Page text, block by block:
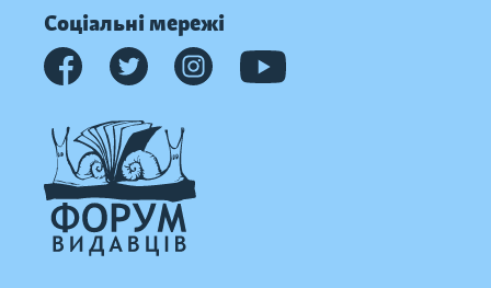
Соціальні мережі